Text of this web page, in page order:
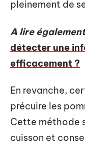
pleinement de
A lire
détecter une
efficacement ?
En revanche,
précuire les
Cette méthode
cuisson et